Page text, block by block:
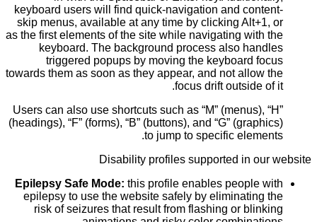
keyboard users will find quick-navigation and content-
skip menus, available at any time by clicking Alt+1, or
as the first elements of the site while navigating with the
keyboard. The background process also handles
triggered popups by moving the keyboard focus
towards them as soon as they appear, and not allow the
focus drift outside of it.
Users can also use shortcuts such as “M” (menus), “H”
(headings), “F” (forms), “B” (buttons), and “G” (graphics)
to jump to specific elements.
Disability profiles supported in our website
Epilepsy Safe Mode: this profile enables people with
epilepsy to use the website safely by eliminating the
risk of seizures that result from flashing or blinking